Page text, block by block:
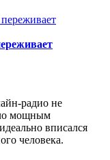
радио не
мощным
вписался
человека.